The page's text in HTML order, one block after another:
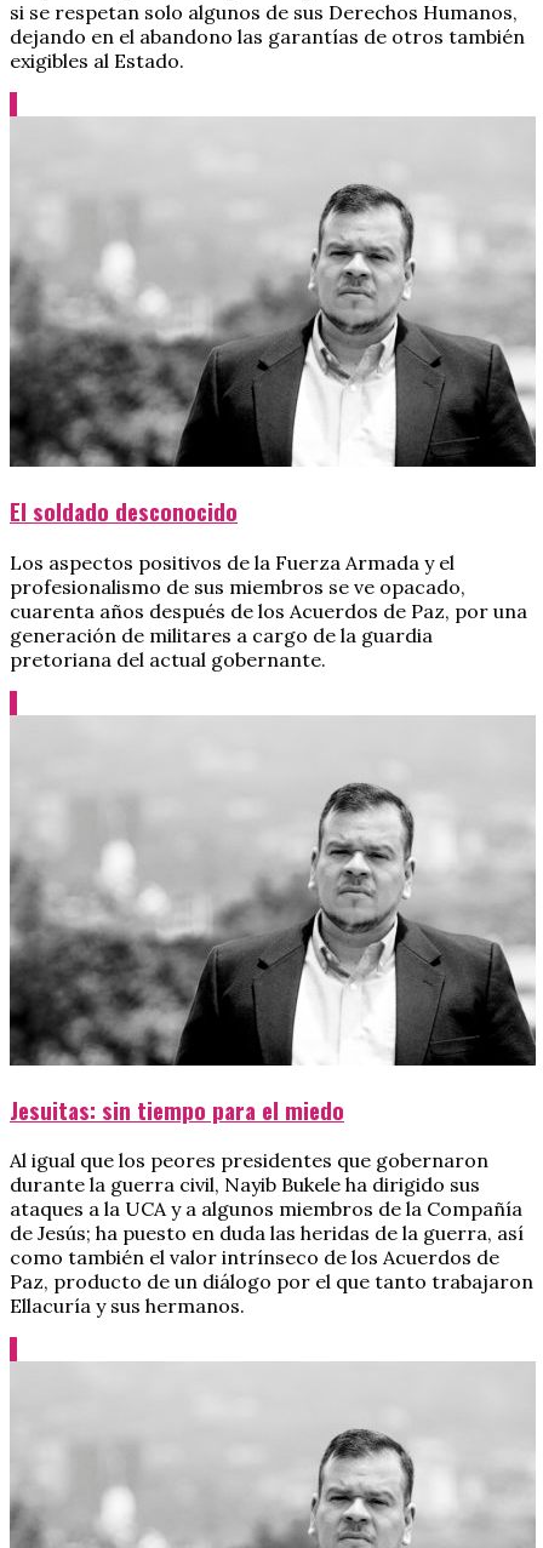
si se respetan solo algunos de sus Derechos Humanos,
dejando en el abandono las garantías de otros también
exigibles al Estado.
El soldado desconocido
Los aspectos positivos de la Fuerza Armada y el
profesionalismo de sus miembros se ve opacado,
cuarenta años después de los Acuerdos de Paz, por una
generación de militares a cargo de la guardia
pretoriana del actual gobernante.
Jesuitas: sin tiempo para el miedo
Al igual que los peores presidentes que gobernaron
durante la guerra civil, Nayib Bukele ha dirigido sus
ataques a la UCA y a algunos miembros de la Compañía
de Jesús; ha puesto en duda las heridas de la guerra, así
como también el valor intrínseco de los Acuerdos de
Paz, producto de un diálogo por el que tanto trabajaron
Ellacuría y sus hermanos.